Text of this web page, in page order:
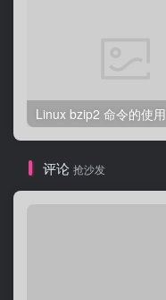
Linux bzip2 命令的使用
评论 抢沙发